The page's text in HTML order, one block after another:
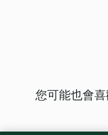
您可能也會喜